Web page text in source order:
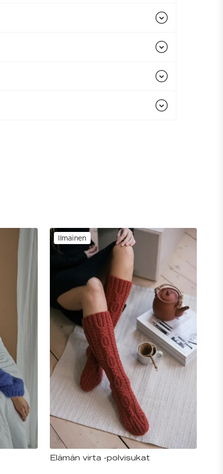
Ilmainen
Elämän virta -polvisukat